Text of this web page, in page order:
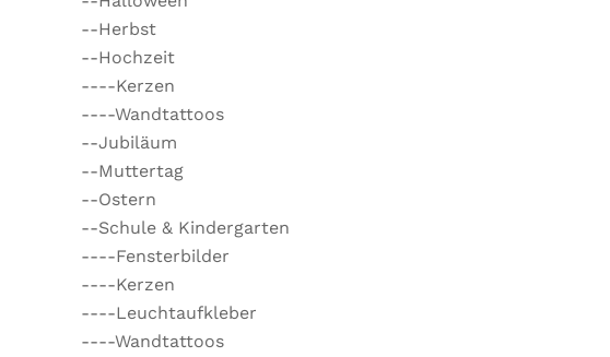
--Herbst
--Hochzeit
----Kerzen
----Wandtattoos
--Jubiläum
--Muttertag
--Ostern
--Schule & Kindergarten
----Fensterbilder
----Kerzen
----Leuchtaufkleber
----Wandtattoos